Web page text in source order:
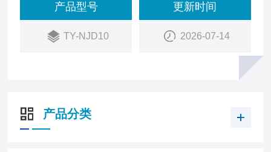
产品型号
TY-NJD10
更新时间
2026-07-14
产品分类